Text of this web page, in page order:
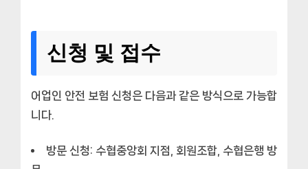
신청 및 접수
어업인 안전 보험 신청은 다음과 같은 방식으로 가능합
니다.
방문 신청: 수협중앙회 지점, 회원조합, 수협은행 방